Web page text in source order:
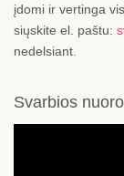
įdomi ir vertinga
siųskite el. paštu:
nedelsiant.
Svarbios